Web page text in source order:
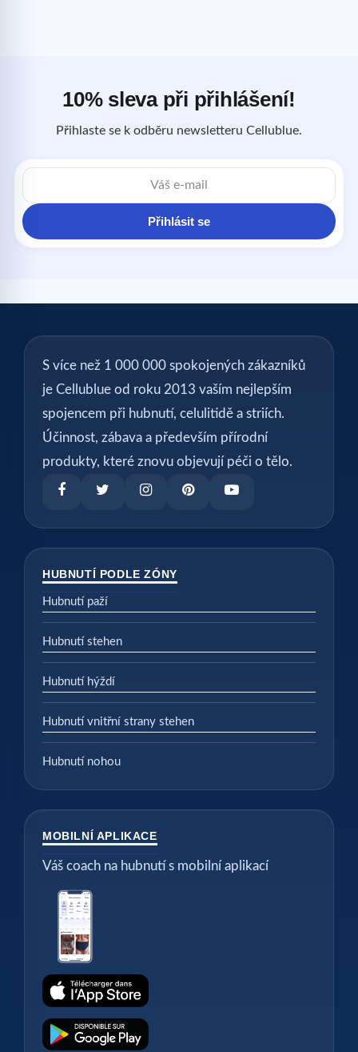
10% sleva při přihlášení!
Přihlaste se k odběru newsletteru Cellublue.
E-
mailová
Přihlásit se
S více než 1 000 000 spokojených zákazníků
je Cellublue od roku 2013 vaším nejlepším
spojencem při hubnutí, celulitidě a striích.
Účinnost, zábava a především přírodní
produkty, které znovu objevují péči o tělo.
HUBNUTÍ PODLE ZÓNY
Hubnutí paží
Hubnutí stehen
Hubnutí hýždí
Hubnutí vnitřní strany stehen
Hubnutí nohou
MOBILNÍ APLIKACE
Váš coach na hubnutí s mobilní aplikací